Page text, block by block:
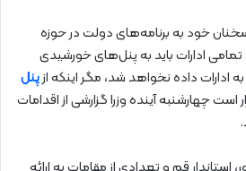
خود به برنامه‌های دولت در حوزه
ادارات باید به پنل‌های خورشیدی
ادارات داده نخواهد شد، مگر اینکه ازپنل
است چهارشنبه آینده وزرا گزارشی از اقدامات